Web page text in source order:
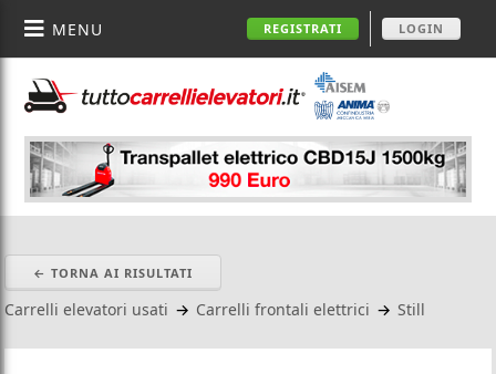
REGISTRATI LOGIN
MENU
← TORNA AI RISULTATI
Carrelli elevatori usati → Carrelli frontali elettrici → Still